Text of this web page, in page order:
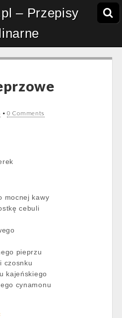
– Przepisy
•0 Comments
mocnej kawy
cebuli
pieprzu
czosnku
kajeńskiego
cynamonu